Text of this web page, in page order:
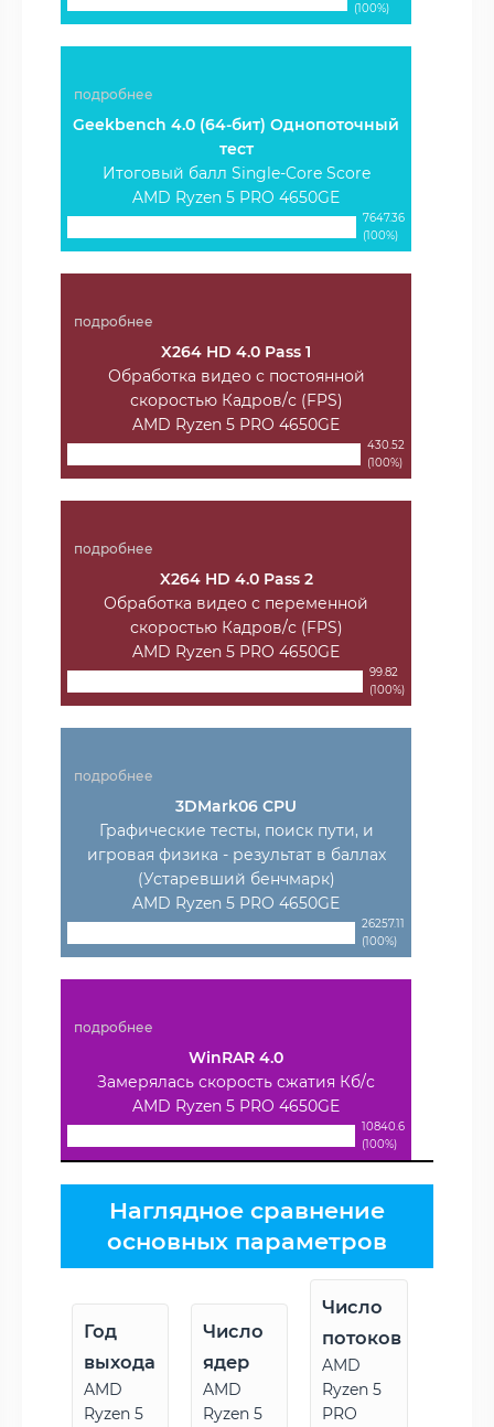
(100%)
подробнее
Geekbench 4.0 (64-бит) Однопоточный
тест
Итоговый балл Single-Core Score
AMD Ryzen 5 PRO 4650GE
7647.36
(100%)
подробнее
X264 HD 4.0 Pass 1
Обработка видео с постоянной
скоростью Кадров/с (FPS)
AMD Ryzen 5 PRO 4650GE
430.52
(100%)
подробнее
X264 HD 4.0 Pass 2
Обработка видео с переменной
скоростью Кадров/с (FPS)
AMD Ryzen 5 PRO 4650GE
99.82
(100%)
подробнее
3DMark06 CPU
Графические тесты, поиск пути, и
игровая физика - результат в баллах
(Устаревший бенчмарк)
AMD Ryzen 5 PRO 4650GE
26257.11
(100%)
подробнее
WinRAR 4.0
Замерялась скорость сжатия Кб/с
AMD Ryzen 5 PRO 4650GE
10840.6
(100%)
Наглядное сравнение
основных параметров
Год
выхода
AMD
Ryzen 5
Число
ядер
AMD
Ryzen 5
Число
потоков
AMD
Ryzen 5
PRO